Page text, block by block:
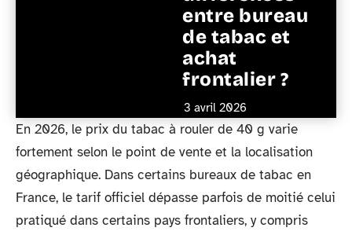
entre bureau
de tabac et
achat
frontalier ?
3 avril 2026
En 2026, le prix du tabac à rouler de 40 g varie
fortement selon le point de vente et la localisation
géographique. Dans certains bureaux de tabac en
France, le tarif officiel dépasse parfois de moitié celui
pratiqué dans certains pays frontaliers, y compris